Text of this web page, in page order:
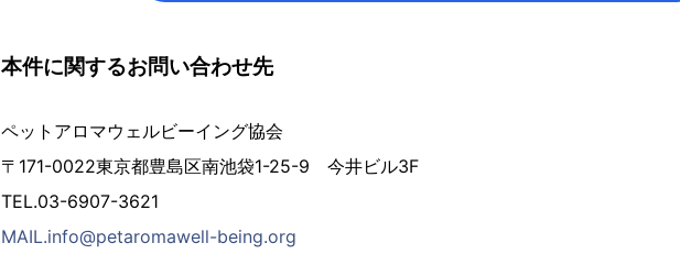
本件に関するお問い合わせ先
ペットアロマウェルビーイング協会
〒171-0022東京都豊島区南池袋1-25-9 今井ビル3F
TEL.03-6907-3621
MAIL.info@petaromawell-being.org